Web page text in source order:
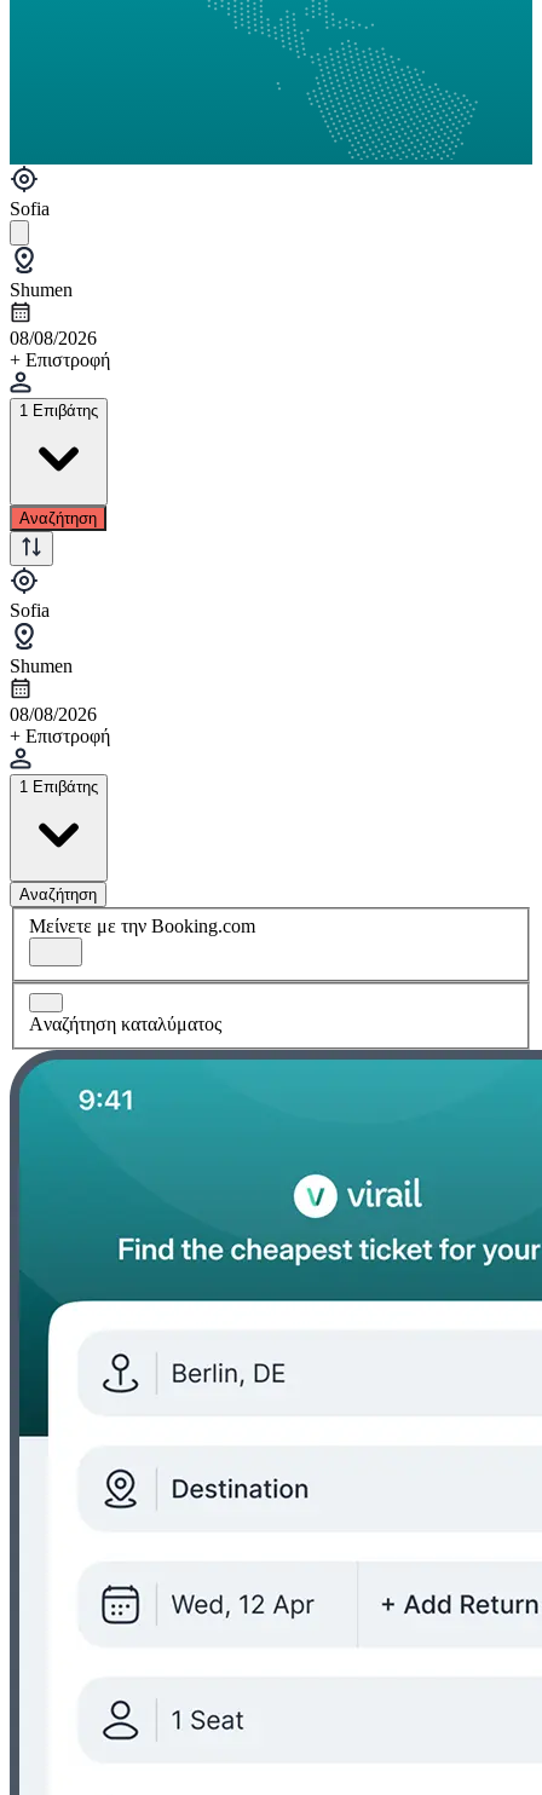
Sofia
Shumen
08/08/2026
+ Επιστροφή
1 Επιβάτης
Αναζήτηση
Sofia
Shumen
08/08/2026
+ Επιστροφή
1 Επιβάτης
Αναζήτηση
Μείνετε με την Booking.com
Aναζήτηση καταλύματος